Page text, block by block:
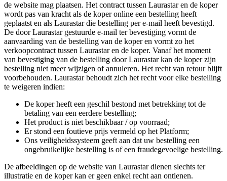
de website mag plaatsen. Het contract tussen Laurastar en de koper
wordt pas van kracht als de koper online een bestelling heeft
geplaatst en als Laurastar die bestelling per e-mail heeft bevestigd.
De door Laurastar gestuurde e-mail ter bevestiging vormt de
aanvaarding van de bestelling van de koper en vormt zo het
verkoopcontract tussen Laurastar en de koper. Vanaf het moment
van bevestiging van de bestelling door Laurastar kan de koper zijn
bestelling niet meer wijzigen of annuleren. Het recht van retour blijft
voorbehouden. Laurastar behoudt zich het recht voor elke bestelling
te weigeren indien:
De koper heeft een geschil bestond met betrekking tot de
betaling van een eerdere bestelling;
Het product is niet beschikbaar / op voorraad;
Er stond een foutieve prijs vermeld op het Platform;
Ons veiligheidssysteem geeft aan dat uw bestelling een
ongebruikelijke bestelling is of een fraudegevoelige bestelling.
De afbeeldingen op de website van Laurastar dienen slechts ter
illustratie en de koper kan er geen enkel recht aan ontlenen.